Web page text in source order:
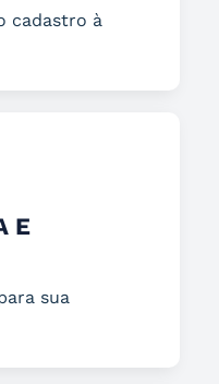
cadastro à
E
sua